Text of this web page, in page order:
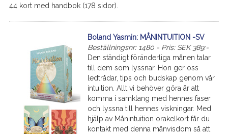
44 kort med handbok (178 sidor).
Boland Yasmin: MÅNINTUITION -SV
Beställningsnr: 1480 - Pris: SEK 389:-
Den ständigt föränderliga månen talar
till dem som lyssnar. Hon ger oss
ledtrådar, tips och budskap genom vår
intuition. Allt vi behöver göra är att
komma i samklang med hennes faser
och lyssna till hennes viskningar. Med
hjälp av Månintuition orakelkort får du
kontakt med denna månvisdom så att